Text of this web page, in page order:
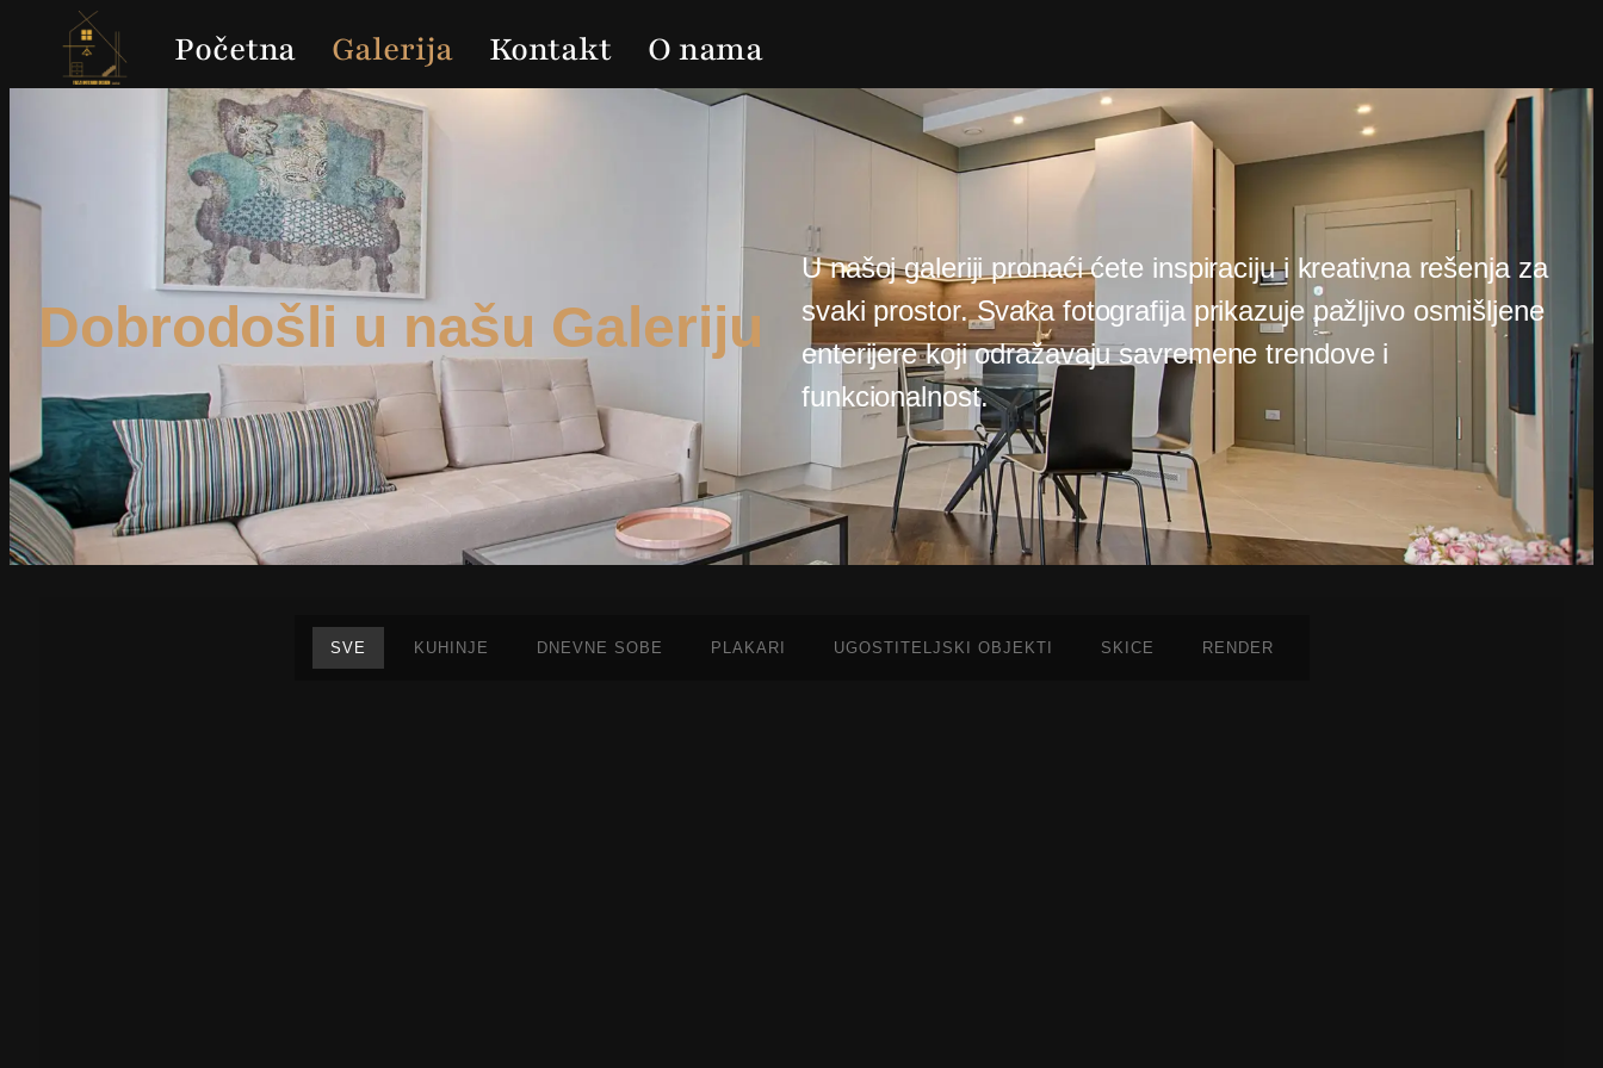
Početna Galerija Kontakt O nama
Dobrodošli u našu Galeriju
U našoj galeriji pronaći ćete inspiraciju i kreativna rešenja za
svaki prostor. Svaka fotografija prikazuje pažljivo osmišljene
enterijere koji odražavaju savremene trendove i
funkcionalnost.
SVE KUHINJE DNEVNE SOBE PLAKARI UGOSTITELJSKI OBJEKTI SKICE RENDER